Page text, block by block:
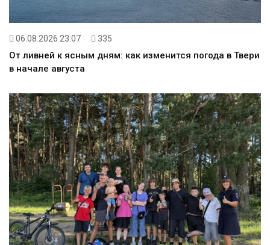
06.08.2026 23:07 335
От ливней к ясным дням: как изменится погода в Твери
в начале августа